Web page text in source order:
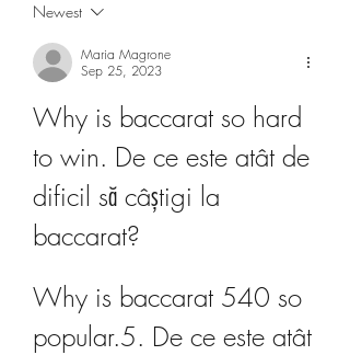
Newest
Maria Magrone
Sep 25, 2023
Why is baccarat so hard
to win. De ce este atât de
dificil să câștigi la
baccarat?
Why is baccarat 540 so
popular.5. De ce este atât